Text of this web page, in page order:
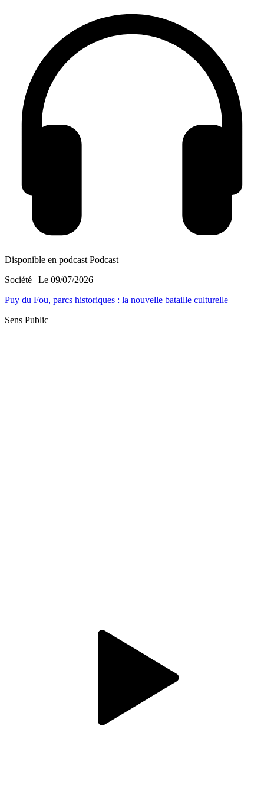
Disponible en podcast Podcast
Société | Le 09/07/2026
Puy du Fou, parcs historiques : la nouvelle bataille culturelle
Sens Public